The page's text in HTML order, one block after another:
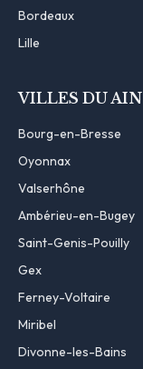
Bordeaux
Lille
VILLES DU AIN
Bourg-en-Bresse
Oyonnax
Valserhône
Ambérieu-en-Bugey
Saint-Genis-Pouilly
Gex
Ferney-Voltaire
Miribel
Divonne-les-Bains